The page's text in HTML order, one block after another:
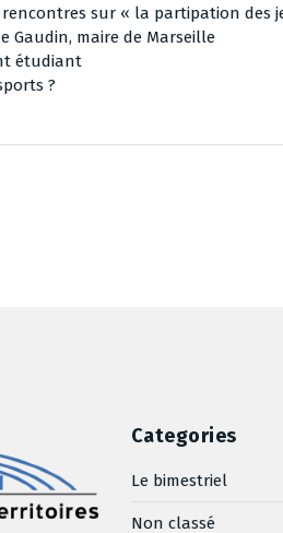
rencontres sur « la partipation des
Gaudin, maire de Marseille
étudiant
?
Categories
Le bimestriel
Non classé